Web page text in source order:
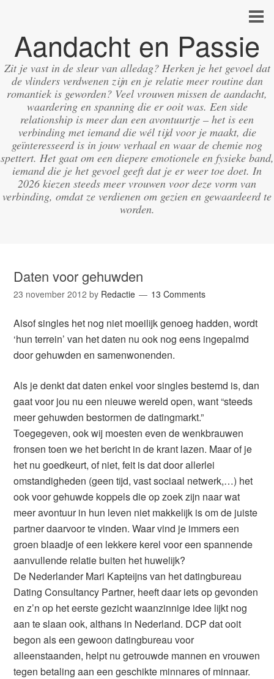
Aandacht en Passie
Zit je vast in de sleur van alledag? Herken je het gevoel dat
de vlinders verdwenen zijn en je relatie meer routine dan
romantiek is geworden? Veel vrouwen missen de aandacht,
waardering en spanning die er ooit was. Een side
relationship is meer dan een avontuurtje – het is een
verbinding met iemand die wél tijd voor je maakt, die
geïnteresseerd is in jouw verhaal en waar de chemie nog
spettert. Het gaat om een diepere emotionele en fysieke band,
iemand die je het gevoel geeft dat je er weer toe doet. In
2026 kiezen steeds meer vrouwen voor deze vorm van
verbinding, omdat ze verdienen om gezien en gewaardeerd te
worden.
Daten voor gehuwden
23 november 2012 by Redactie 13 Comments
Alsof singles het nog niet moeilijk genoeg hadden, wordt
‘hun terrein’ van het daten nu ook nog eens ingepalmd
door gehuwden en samenwonenden.
Als je denkt dat daten enkel voor singles bestemd is, dan
gaat voor jou nu een nieuwe wereld open, want “steeds
meer gehuwden bestormen de datingmarkt.”
Toegegeven, ook wij moesten even de wenkbrauwen
fronsen toen we het bericht in de krant lazen. Maar of je
het nu goedkeurt, of niet, feit is dat door allerlei
omstandigheden (geen tijd, vast sociaal netwerk,…) het
ook voor gehuwde koppels die op zoek zijn naar wat
meer avontuur in hun leven niet makkelijk is om de juiste
partner daarvoor te vinden. Waar vind je immers een
groen blaadje of een lekkere kerel voor een spannende
aanvullende relatie buiten het huwelijk?
De Nederlander Mari Kapteijns van het datingbureau
Dating Consultancy Partner, heeft daar iets op gevonden
en z’n op het eerste gezicht waanzinnige idee lijkt nog
aan te slaan ook, althans in Nederland. DCP dat ooit
begon als een gewoon datingbureau voor
alleenstaanden, helpt nu getrouwde mannen en vrouwen
tegen betaling aan een geschikte minnares of minnaar.